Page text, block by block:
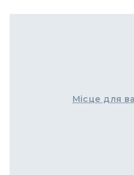
Місце для